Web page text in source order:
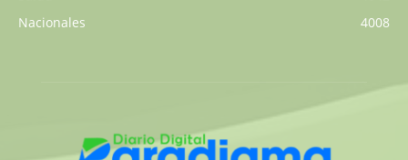
Nacionales
4008